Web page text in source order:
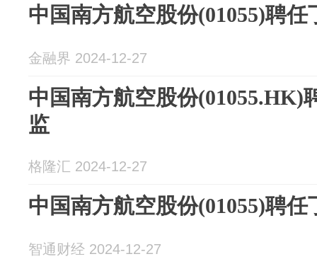
中国南方航空股份(01055)聘
金融界 2024-12-27
中国南方航空股份(01055.HK)
监
格隆汇 2024-12-27
中国南方航空股份(01055)聘
智通财经 2024-12-27